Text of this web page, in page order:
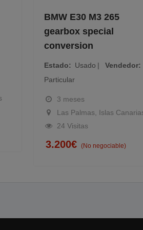
BMW E30 M3 265
gearbox special
conversion
Estado Usado
Vendedor
Particular
3 meses
Las Palmas, Islas Canarias
24 Visitas
3.200€ (No negociable)